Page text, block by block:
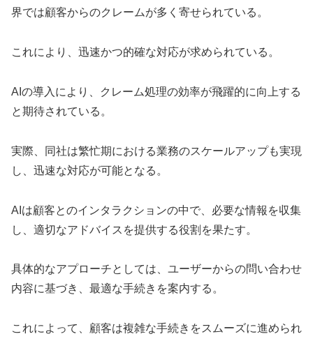
界では顧客からのクレームが多く寄せられている。
これにより、迅速かつ的確な対応が求められている。
AIの導入により、クレーム処理の効率が飛躍的に向上する
と期待されている。
実際、同社は繁忙期における業務のスケールアップも実現
し、迅速な対応が可能となる。
AIは顧客とのインタラクションの中で、必要な情報を収集
し、適切なアドバイスを提供する役割を果たす。
具体的なアプローチとしては、ユーザーからの問い合わせ
内容に基づき、最適な手続きを案内する。
これによって、顧客は複雑な手続きをスムーズに進められ